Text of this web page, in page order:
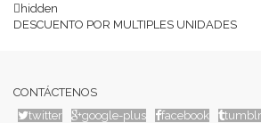
hidden
DESCUENTO POR MULTIPLES UNIDADES
CONTÁCTENOS
twitter
google-plus facebook tumblr